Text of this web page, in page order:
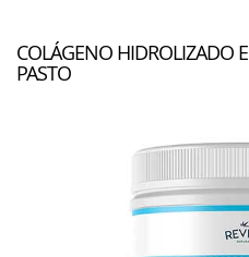
COLÁGENO HIDROLIZADO
PASTO